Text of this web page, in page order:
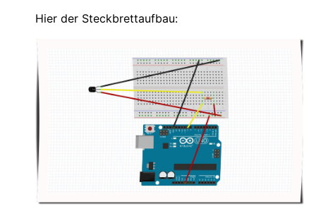
Hier der Steckbrettaufbau: